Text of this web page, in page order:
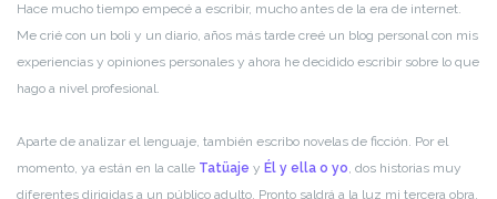
Hace mucho tiempo empecé a escribir, mucho antes de la era de internet.
Me crié con un boli y un diario, años más tarde creé un blog personal con mis
experiencias y opiniones personales y ahora he decidido escribir sobre lo que
hago a nivel profesional.
Aparte de analizar el lenguaje, también escribo novelas de ficción. Por el
momento, ya están en la calle Tatüaje y Él y ella o yo, dos historias muy
diferentes dirigidas a un público adulto. Pronto saldrá a la luz mi tercera obra,